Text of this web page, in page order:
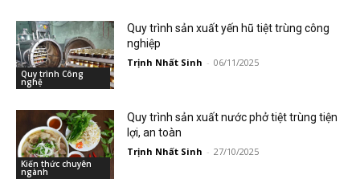
Quy trình Công
nghệ
Quy trình sản xuất yến hũ tiệt trùng công
nghiệp
Trịnh Nhất Sinh - 06/11/2025
Kiến thức chuyên
ngành
Quy trình sản xuất nước phở tiệt trùng tiện
lợi, an toàn
Trịnh Nhất Sinh - 27/10/2025